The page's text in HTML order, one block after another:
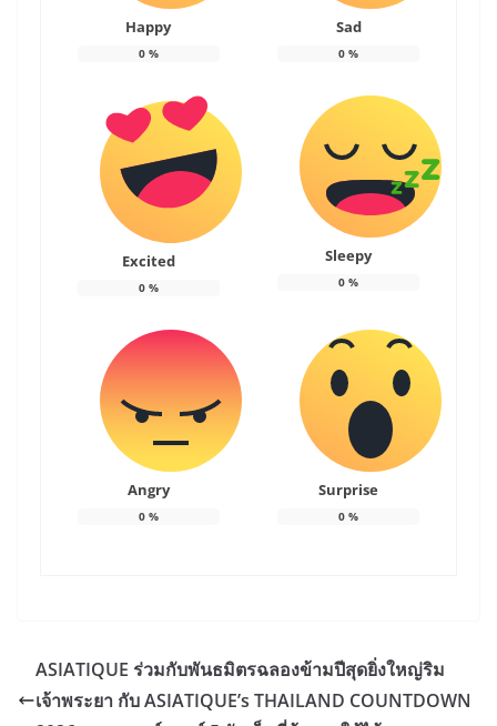
Happy
0%
Sad
0 %
Excited
0%
Sleepy
0 %
Angry
0%
Surprise
0 %
ASIATIQUE ร่วมกับพันธมิตรฉลองข้ามปีสุดยิ่งใหญ่ริม
เจ้าพระยา กับ ASIATIQUE’s THAILAND COUNTDOWN